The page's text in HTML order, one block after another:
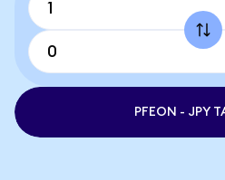
PFEON - JPY